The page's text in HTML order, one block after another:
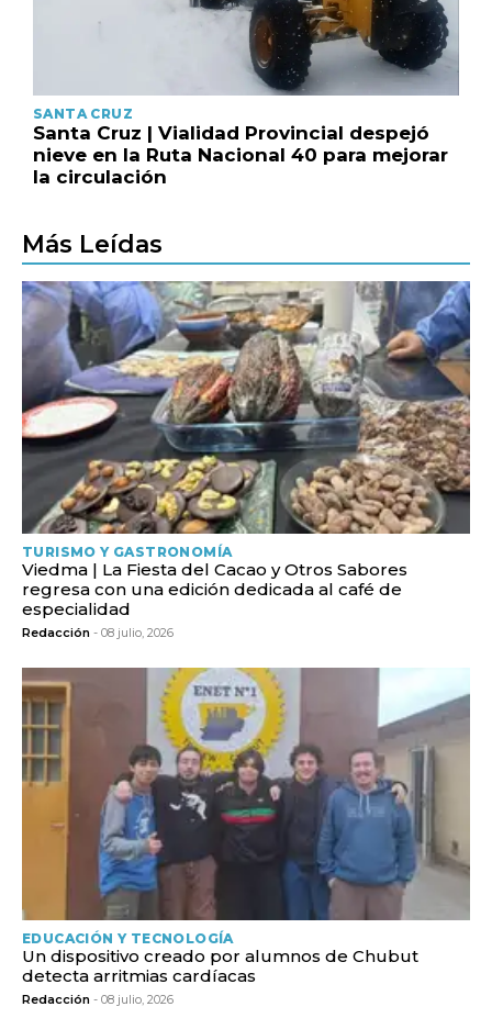
SANTA CRUZ
Santa Cruz | Vialidad Provincial despejó
nieve en la Ruta Nacional 40 para mejorar
la circulación
Más Leídas
TURISMO Y GASTRONOMÍA
Viedma | La Fiesta del Cacao y Otros Sabores
regresa con una edición dedicada al café de
especialidad
Redacción - 08 julio, 2026
EDUCACIÓN Y TECNOLOGÍA
Un dispositivo creado por alumnos de Chubut
detecta arritmias cardíacas
Redacción - 08 julio, 2026